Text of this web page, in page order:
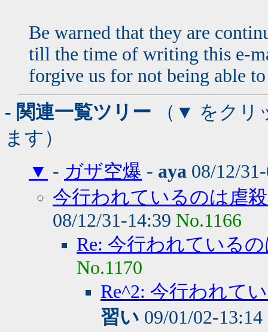
Be warned that they are
till the time of writing this e-
forgive us for not being able
- 関連一覧ツリー （▼ をクリ
ます）
▼ - ガザ空爆 - aya 08/12/
今行われているのは虐
08/12/31-14:39 No.1166
Re: 今行われている
No.1170
Re^2: 今行われて
習い 09/01/02-13:14